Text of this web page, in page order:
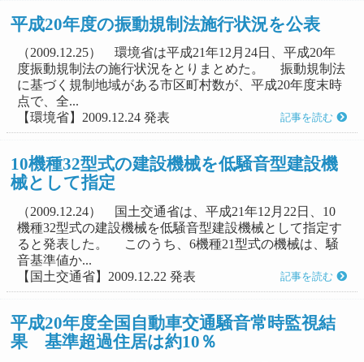
平成20年度の振動規制法施行状況を公表
（2009.12.25） 環境省は平成21年12月24日、平成20年
度振動規制法の施行状況をとりまとめた。 振動規制法
に基づく規制地域がある市区町村数が、平成20年度末時
点で、全...
【環境省】2009.12.24 発表
記事を読む
10機種32型式の建設機械を低騒音型建設機
械として指定
（2009.12.24） 国土交通省は、平成21年12月22日、10
機種32型式の建設機械を低騒音型建設機械として指定す
ると発表した。 このうち、6機種21型式の機械は、騒
音基準値か...
【国土交通省】2009.12.22 発表
記事を読む
平成20年度全国自動車交通騒音常時監視結
果 基準超過住居は約10％